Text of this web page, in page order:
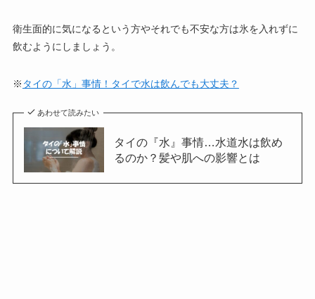
衛生面的に気になるという方やそれでも不安な方は氷を入れずに
飲むようにしましょう。
※ タイの「水」事情！タイで水は飲んでも大丈夫？
あわせて読みたい
タイの『水』事情…水道水は飲め
るのか？髪や肌への影響とは